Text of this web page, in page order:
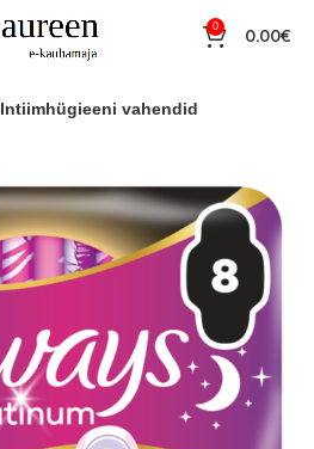
0 0.00€
Intiimhügieeni vahendid